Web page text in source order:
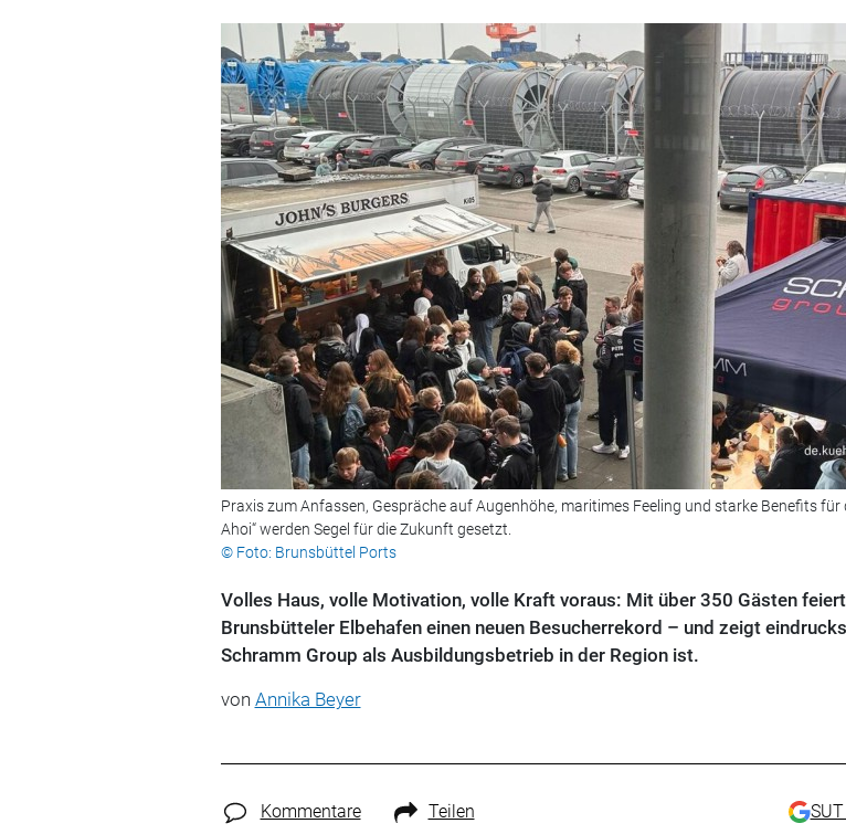
Praxis zum Anfassen, Gespräche auf Augenhöhe, maritimes Feeling und starke Benefits für
Ahoi“ werden Segel für die Zukunft gesetzt.
© Foto: Brunsbüttel Ports
Volles Haus, volle Motivation, volle Kraft voraus: Mit über 350 Gästen
Brunsbütteler Elbehafen einen neuen Besucherrekord – und zeigt
Schramm Group als Ausbildungsbetrieb in der Region ist.
von Annika Beyer
Kommentare Teilen